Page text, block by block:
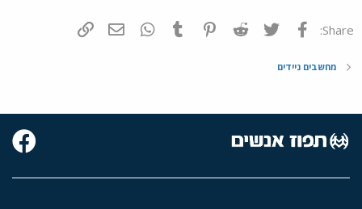
Share: פייסבוק Twitter
Reddit
Pinterest
Tumblr
WhatsAppדואר אלקטרוני
מחשבים ניידים